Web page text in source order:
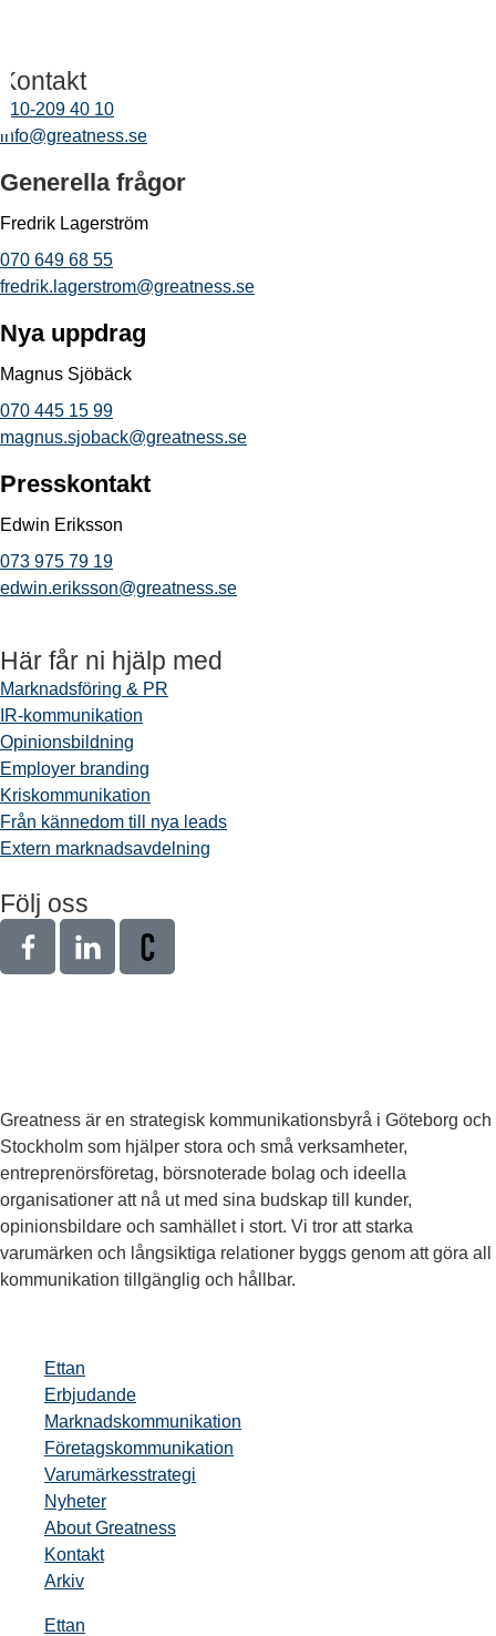
Kontakt
010-209 40 10
info@greatness.se
Generella frågor
Fredrik Lagerström
070 649 68 55
fredrik.lagerstrom@greatness.se
Nya uppdrag
Magnus Sjöbäck
070 445 15 99
magnus.sjoback@greatness.se
Presskontakt
Edwin Eriksson
073 975 79 19
edwin.eriksson@greatness.se
Här får ni hjälp med
Marknadsföring & PR
IR-kommunikation
Opinionsbildning
Employer branding
Kriskommunikation
Från kännedom till nya leads
Extern marknadsavdelning
Följ oss
Greatness är en strategisk kommunikationsbyrå i Göteborg och
Stockholm som hjälper stora och små verksamheter,
entreprenörsföretag, börsnoterade bolag och ideella
organisationer att nå ut med sina budskap till kunder,
opinionsbildare och samhället i stort. Vi tror att starka
varumärken och långsiktiga relationer byggs genom att göra all
kommunikation tillgänglig och hållbar.
Ettan
Erbjudande
Marknadskommunikation
Företagskommunikation
Varumärkesstrategi
Nyheter
About Greatness
Kontakt
Arkiv
Ettan